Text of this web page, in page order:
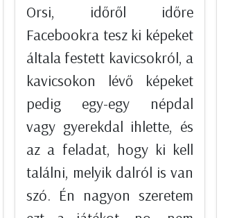
Orsi, időről időre
Facebookra tesz ki képeket
általa festett kavicsokról, a
kavicsokon lévő képeket
pedig egy-egy népdal
vagy gyerekdal ihlette, és
az a feladat, hogy ki kell
találni, melyik dalról is van
szó. Én nagyon szeretem